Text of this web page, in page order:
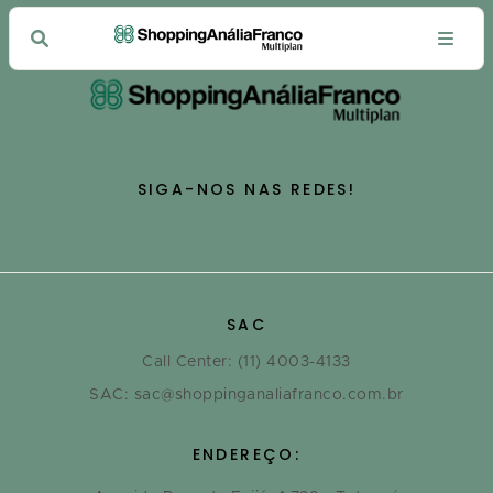
SIGA-NOS NAS REDES!
SAC
Call Center: (11) 4003-4133
SAC: sac@shoppinganaliafranco.com.br
ENDEREÇO: